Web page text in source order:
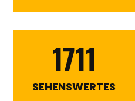
1711
SEHENSWERTES